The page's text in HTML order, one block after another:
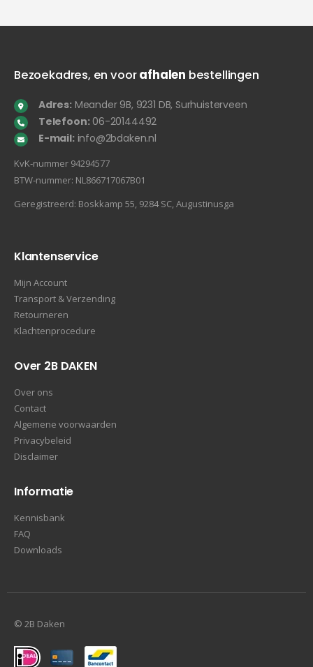
Bezoekadres, en voorafhalen bestellingen
Adres:Meander 9B, 9231 DB, Surhuisterveen
Telefoon:06-20144492
E-mail:info@2bdaken.nl
KvK‐nummer 94294577
BTW‐nummer: NL866717067B01
Geregistreerd: Boskkamp 55, 9284 SC, Augustinusga
Klantenservice
Mijn Account
Transport & Verzending
Retourneren
Klachtenprocedure
Over 2B DAKEN
Over ons
Contact
Algemene voorwaarden
Privacybeleid
Disclaimer
Informatie
Kennisbank
FAQ
Downloads
© 2B Daken